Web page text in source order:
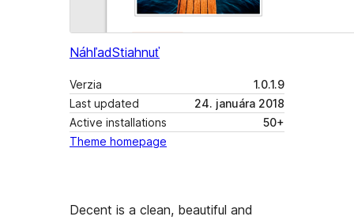
NáhľadStiahnuť
Verzia
1.0.1.9
Last updated
24. januára 2018
Active installations
50+
Theme homepage
Decent is a clean, beautiful and